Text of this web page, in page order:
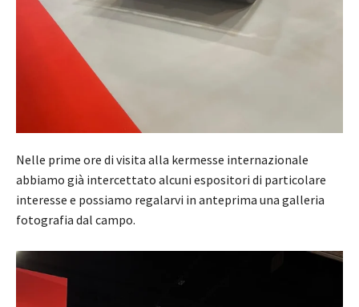
Nelle prime ore di visita alla kermesse internazionale
abbiamo già intercettato alcuni espositori di particolare
interesse e possiamo regalarvi in anteprima una galleria
fotografia dal campo.